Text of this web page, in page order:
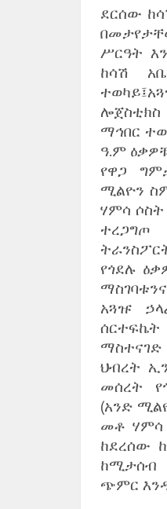
ደርሰው
ሥርዓት
ከሳሽ
ማኅበር
ዓ.ም
የዋጋ
ሚልዮን
ሃምሳ ሶስት
የጎደሉ
አጓዡ
ህብረት
መሰረት
(አንድ
መቶ ሃምሳ
ከደረሰው
ከሚታሰብ
ጭምር